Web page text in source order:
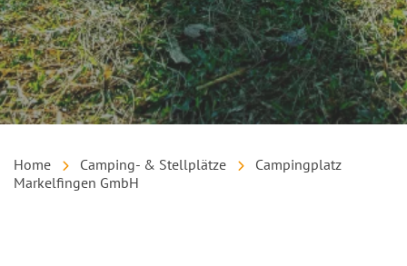
Home Camping- & Stellplätze
Campingplatz
Markelfingen GmbH